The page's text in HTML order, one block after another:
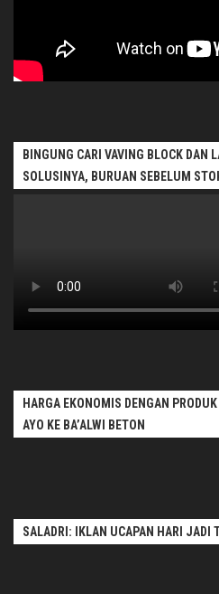
BINGUNG CARI VAVING BLOCK DAN
SOLUSINYA, BURUAN SEBELUM
HARGA EKONOMIS DENGAN
AYO KE BA’ALWI BETON
SALADRI: IKLAN UCAPAN HARI JADI